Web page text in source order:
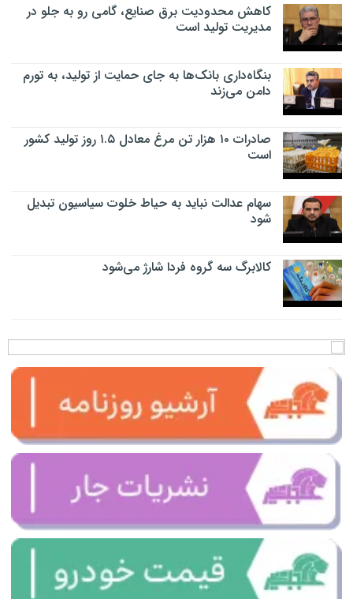
کاهش محدودیت برق صنایع، گامی رو به جلو در
مدیریت تولید است
بنگاه‌داری بانک‌ها به جای حمایت از تولید، به تورم
دامن می‌زند
صادرات ۱۰ هزار تن مرغ معادل ۱.۵ روز تولید کشور
است
سهام عدالت نباید به حیاط خلوت سیاسیون تبدیل
شود
کالابرگ سه گروه فردا شارژ می‌شود